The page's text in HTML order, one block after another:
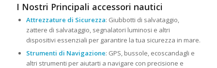
I Nostri Principali accessori nautici
Attrezzature di Sicurezza: Giubbotti di salvataggio,
zattere di salvataggio, segnalatori luminosi e altri
dispositivi essenziali per garantire la tua sicurezza in mare.
Strumenti di Navigazione: GPS, bussole, ecoscandagli e
altri strumenti per aiutarti a navigare con precisione e